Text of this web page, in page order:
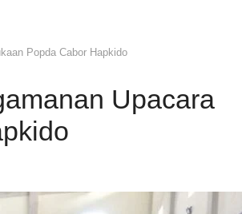
Popda Cabor Hapkido
Upacara